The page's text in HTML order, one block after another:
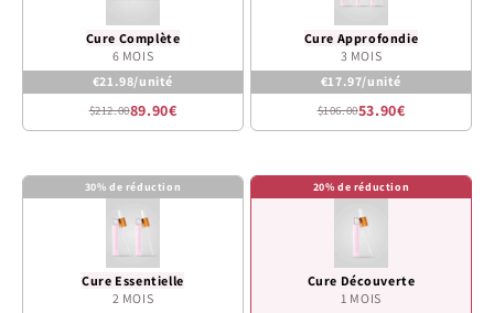
Cure Complète
6 MOIS
€21.98/unité
$212.0089.90€
Cure Approfondie
3 MOIS
€17.97/unité
$106.0053.90€
30% de réduction
Cure Essentielle
2 MOIS
20% de réduction
Cure Découverte
1 MOIS